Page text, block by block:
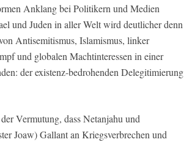
Anklang bei Politikern und Medien
und Juden in aller Welt wird deutlicher denn
Antisemitismus, Islamismus, linker
und globalen Machtinteressen in einer
der existenz-bedrohenden Delegitimierung
Vermutung, dass Netanjahu und
Joaw) Gallant an Kriegsverbrechen und